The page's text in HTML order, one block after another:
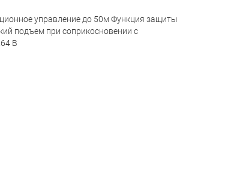
управление до 50м Функция защиты
подъем при соприкосновении с
В